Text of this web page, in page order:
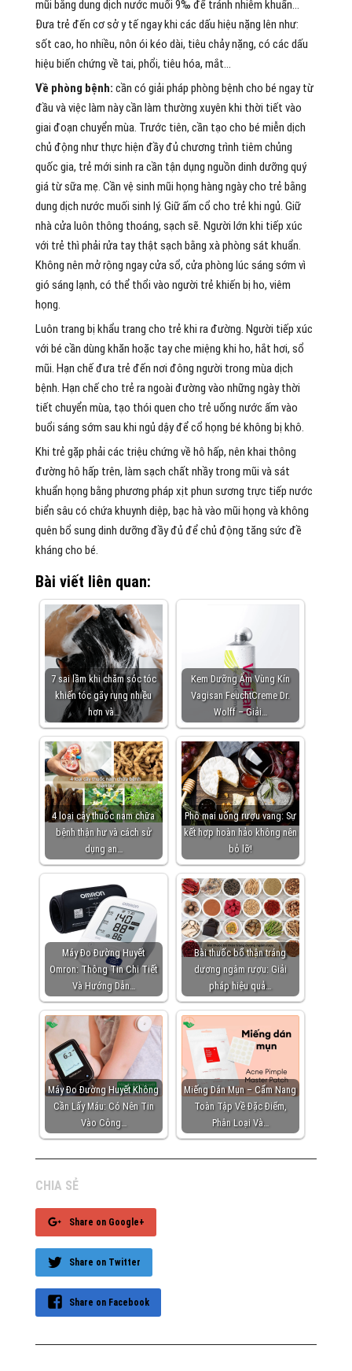
mũi bằng dung dịch nước muối 9‰ để tránh nhiễm khuẩn…
Đưa trẻ đến cơ sở y tế ngay khi các dấu hiệu nặng lên như:
sốt cao, ho nhiều, nôn ói kéo dài, tiêu chảy nặng, có các dấu
hiệu biến chứng về tai, phổi, tiêu hóa, mắt…
Về phòng bệnh: cần có giải pháp phòng bệnh cho bé ngay từ
đầu và việc làm này cần làm thường xuyên khi thời tiết vào
giai đoạn chuyển mùa. Trước tiên, cần tạo cho bé miễn dịch
chủ động như thực hiện đầy đủ chương trình tiêm chủng
quốc gia, trẻ mới sinh ra cần tận dụng nguồn dinh dưỡng quý
giá từ sữa mẹ. Cần vệ sinh mũi họng hàng ngày cho trẻ bằng
dung dịch nước muối sinh lý. Giữ ấm cổ cho trẻ khi ngủ. Giữ
nhà cửa luôn thông thoáng, sạch sẽ. Người lớn khi tiếp xúc
với trẻ thì phải rửa tay thật sạch bằng xà phòng sát khuẩn.
Không nên mở rộng ngay cửa sổ, cửa phòng lúc sáng sớm vì
gió sáng lạnh, có thể thổi vào người trẻ khiến bị ho, viêm
họng.
Luôn trang bị khẩu trang cho trẻ khi ra đường. Người tiếp xúc
với bé cần dùng khăn hoặc tay che miệng khi ho, hắt hơi, sổ
mũi. Hạn chế đưa trẻ đến nơi đông người trong mùa dịch
bệnh. Hạn chế cho trẻ ra ngoài đường vào những ngày thời
tiết chuyển mùa, tạo thói quen cho trẻ uống nước ấm vào
buổi sáng sớm sau khi ngủ dậy để cổ họng bé không bị khô.
Khi trẻ gặp phải các triệu chứng về hô hấp, nên khai thông
đường hô hấp trên, làm sạch chất nhầy trong mũi và sát
khuẩn họng bằng phương pháp xịt phun sương trực tiếp nước
biển sâu có chứa khuynh diệp, bạc hà vào mũi họng và không
quên bổ sung dinh dưỡng đầy đủ để chủ động tăng sức đề
kháng cho bé.
Bài viết liên quan:
7 sai lầm khi chăm sóc tóc
khiến tóc gãy rụng nhiều
hơn và…
Kem Dưỡng Ẩm Vùng Kín
Vagisan FeuchtCreme Dr.
Wolff – Giải…
4 loại cây thuốc nam chữa
bệnh thận hư và cách sử
dụng an…
Phô mai uống rượu vang: Sự
kết hợp hoàn hảo không nên
bỏ lỡ!
Máy Đo Đường Huyết
Omron: Thông Tin Chi Tiết
Và Hướng Dẫn…
Bài thuốc bổ thận tráng
dương ngâm rượu: Giải
pháp hiệu quả…
Máy Đo Đường Huyết Không
Cần Lấy Máu: Có Nên Tin
Vào Công…
Miếng Dán Mụn – Cẩm Nang
Toàn Tập Về Đặc Điểm,
Phân Loại Và…
CHIA SẺ
Share on Google+
Share on Twitter
Share on Facebook